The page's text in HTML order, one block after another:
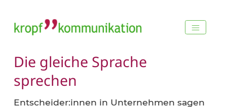
Die gleiche Sprache
sprechen